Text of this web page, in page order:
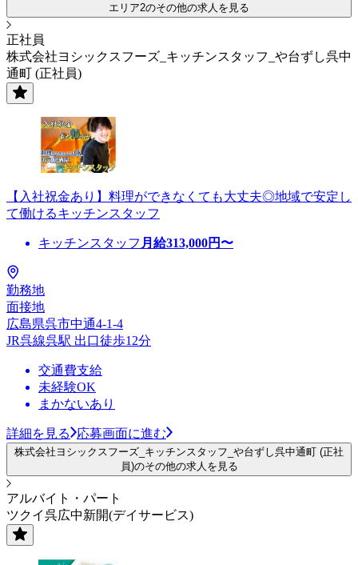
エリア2のその他の求人を見る
正社員
株式会社ヨシックスフーズ_キッチンスタッフ_や台ずし呉中
通町 (正社員)
【入社祝金あり】料理ができなくても大丈夫◎地域で安定し
て働けるキッチンスタッフ
キッチンスタッフ 月給313,000円〜
勤務地
面接地
広島県呉市中通4-1-4
JR呉線呉駅 出口徒歩12分
交通費支給
未経験OK
まかないあり
詳細を見る 応募画面に進む
株式会社ヨシックスフーズ_キッチンスタッフ_や台ずし呉中通町 (正社
員)のその他の求人を見る
アルバイト・パート
ツクイ呉広中新開(デイサービス)